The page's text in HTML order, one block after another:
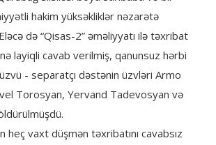
hakim yüksəkliklər nəzarətə
də “Qisas-2” əməliyyatı ilə təxribat
layiqli cavab verilmiş, qanunsuz hərbi
- separatçı dəstənin üzvləri Armo
Torosyan, Yervand Tadevosyan və
heç vaxt düşmən təxribatını cavabsız